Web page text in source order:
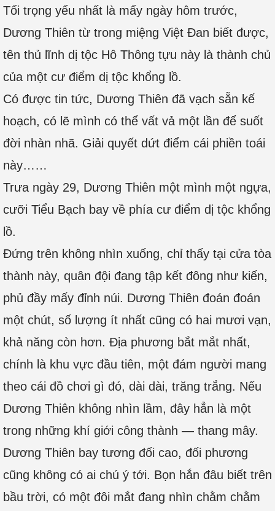
Tối trọng yếu nhất là mấy ngày hôm trước,
Dương Thiên từ trong miệng Việt Đan biết được,
tên thủ lĩnh dị tộc Hô Thông tựu này là thành chủ
của một cư điểm dị tộc khổng lồ.
Có được tin tức, Dương Thiên đã vạch sẵn kế
hoạch, có lẽ mình có thể vất vả một lần để suốt
đời nhàn nhã. Giải quyết dứt điểm cái phiền toái
này……
Trưa ngày 29, Dương Thiên một mình một ngựa,
cưỡi Tiểu Bạch bay về phía cư điểm dị tộc khổng
lồ.
Đứng trên không nhìn xuống, chỉ thấy tại cửa tòa
thành này, quân đội đang tập kết đông như kiến,
phủ đầy mấy đỉnh núi. Dương Thiên đoán đoán
một chút, số lượng ít nhất cũng có hai mươi vạn,
khả năng còn hơn. Địa phương bắt mắt nhất,
chính là khu vực đầu tiên, một đám người mang
theo cái đồ chơi gì đó, dài dài, trăng trắng. Nếu
Dương Thiên không nhìn lầm, đây hẳn là một
trong những khí giới công thành — thang mây.
Dương Thiên bay tương đối cao, đối phương
cũng không có ai chú ý tới. Bọn hắn đâu biết trên
bầu trời, có một đôi mắt đang nhìn chằm chằm